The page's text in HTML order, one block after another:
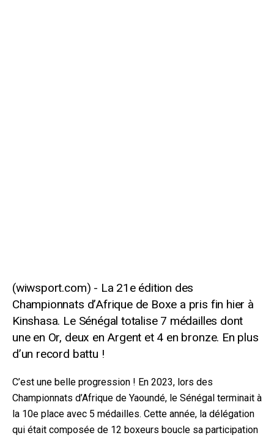
La 21e édition des
Championnats d’Afrique de Boxe a pris fin hier à
Kinshasa. Le Sénégal totalise 7 médailles dont
une en Or, deux en Argent et 4 en bronze. En plus
d’un record battu !
C’est une belle progression ! En 2023, lors des
Championnats d’Afrique de Yaoundé, le Sénégal terminait à
la 10e place avec 5 médailles. Cette année, la délégation
qui était composée de 12 boxeurs boucle sa participation